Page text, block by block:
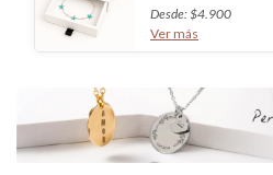
Desde: $4.900
Ver más